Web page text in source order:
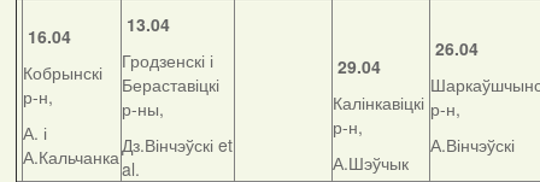
16.04
Кобрынскі
р-н,
А. і
А.Кальчанка
13.04
Гродзенскі і
Бераставіцкі
р-ны,
Дз.Вінчэўскі et
al.
29.04
Калінкавіцкі
р-н,
А.Шэўчык
26.04
р-н,
А.Вінчэўскі